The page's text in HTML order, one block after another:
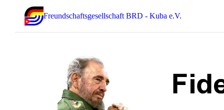
Freundschaftsgesellschaft BRD - Kuba e.V.